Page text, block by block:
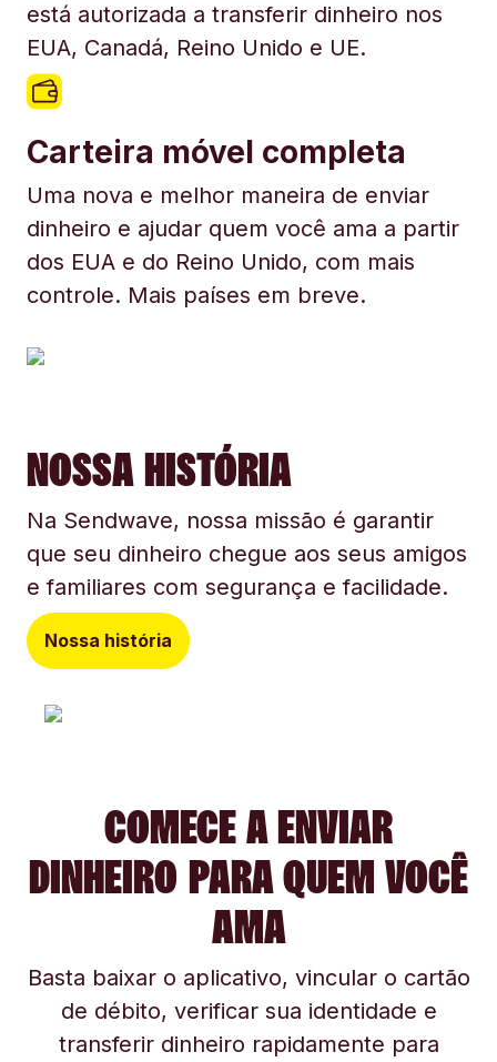
está autorizada a transferir dinheiro nos
EUA, Canadá, Reino Unido e UE.
Carteira móvel completa
Uma nova e melhor maneira de enviar
dinheiro e ajudar quem você ama a partir
dos EUA e do Reino Unido, com mais
controle. Mais países em breve.
NOSSA HISTÓRIA
Na Sendwave, nossa missão é garantir
que seu dinheiro chegue aos seus amigos
e familiares com segurança e facilidade.
Nossa história
COMECE A ENVIAR
DINHEIRO PARA QUEM VOCÊ
AMA
Basta baixar o aplicativo, vincular o cartão
de débito, verificar sua identidade e
transferir dinheiro rapidamente para